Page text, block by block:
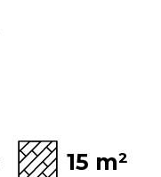
15 m²